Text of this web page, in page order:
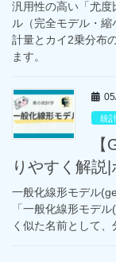
汎用性の高い「尤
ル（完全モデル・
計量とカイ2乗分布
ます。
統
りやすく解説
一般化線形モデル
「一般化線形モデ
く似た名前として